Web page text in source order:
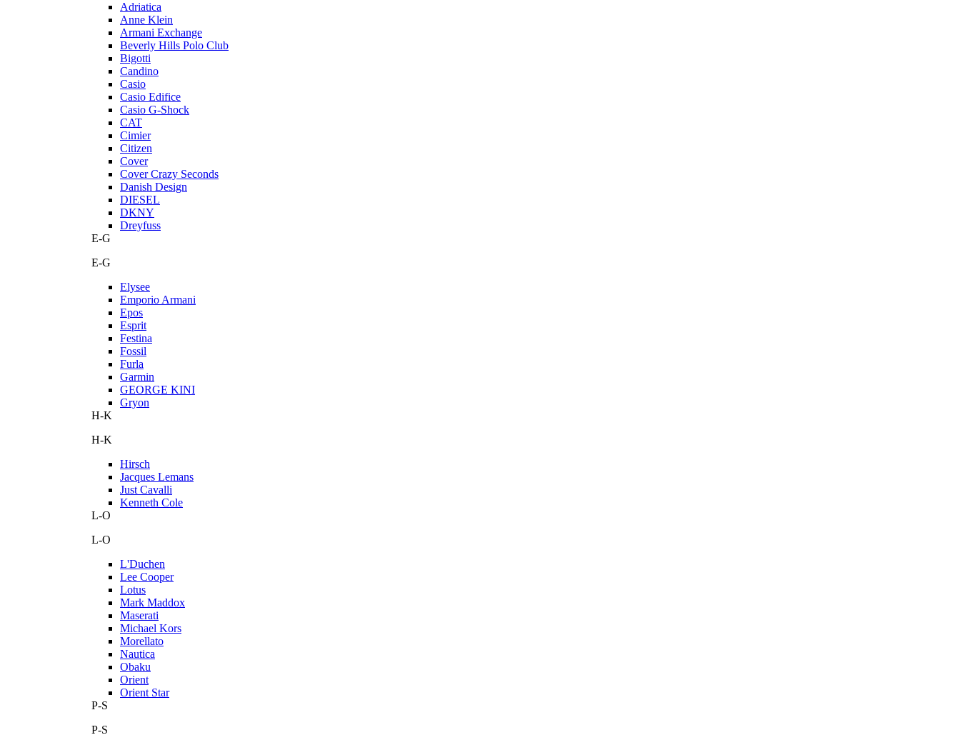
Adriatica
Anne Klein
Armani Exchange
Beverly Hills Polo Club
Bigotti
Candino
Casio
Casio Edifice
Casio G-Shock
CAT
Cimier
Citizen
Cover
Cover Crazy Seconds
Danish Design
DIESEL
DKNY
Dreyfuss
E-G
E-G
Elysee
Emporio Armani
Epos
Esprit
Festina
Fossil
Furla
Garmin
GEORGE KINI
Gryon
H-K
H-K
Hirsch
Jacques Lemans
Just Cavalli
Kenneth Cole
L-O
L-O
L'Duchen
Lee Cooper
Lotus
Mark Maddox
Maserati
Michael Kors
Morellato
Nautica
Obaku
Orient
Orient Star
P-S
P-S